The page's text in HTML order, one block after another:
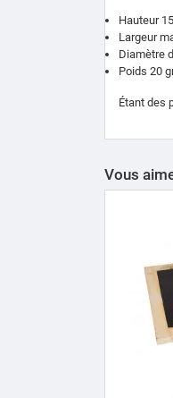
Hauteur
Largeur
Diamètre
Poids 20
Étant des
Vous